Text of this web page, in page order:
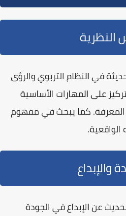
النظرية
في النظام التربوي والرؤى
على المهارات الأساسية
كما يبحث في مفهوم
الواقعية.
والإبداع
عنالإبداع في الجودة